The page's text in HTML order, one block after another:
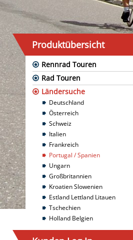
Produktübersicht
Rennrad Touren
Rad Touren
Ländersuche
Deutschland
Österreich
Schweiz
Italien
Frankreich
Portugal / Spanien
Ungarn
Großbritannien
Kroatien Slowenien
Estland Lettland Litauen
Tschechien
Holland Belgien